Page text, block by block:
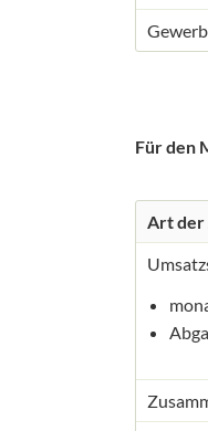
Für den
Art der